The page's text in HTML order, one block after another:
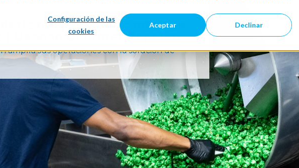
Configuración de las
cookies
Aceptar Declinar
para fabricantes de
| Deanan Gourmet Popcorn
amplía sus operaciones con la solución de